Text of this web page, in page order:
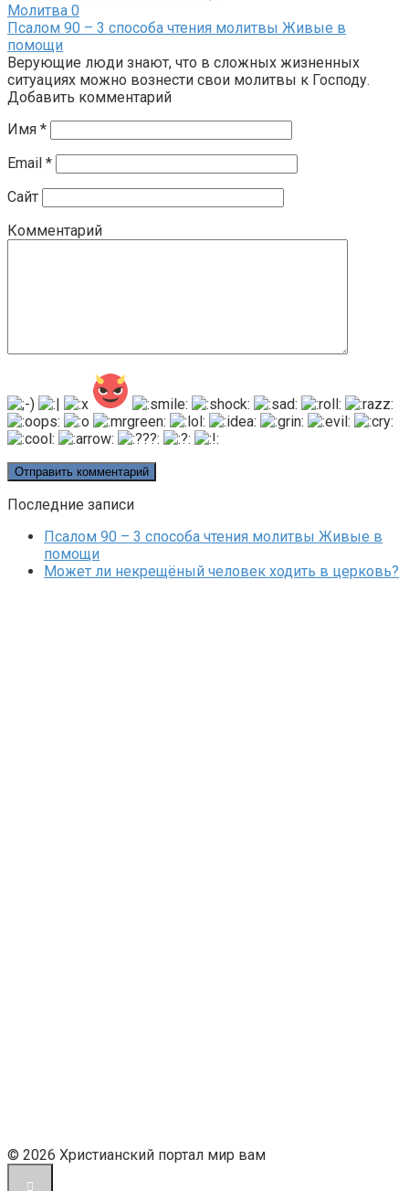
Молитва 0
Псалом 90 – 3 способа чтения молитвы Живые в
помощи
Верующие люди знают, что в сложных жизненных
ситуациях можно вознести свои молитвы к Господу.
Добавить комментарий
Имя *
Email *
Сайт
Комментарий
Последние записи
Псалом 90 – 3 способа чтения молитвы Живые в
помощи
Может ли некрещёный человек ходить в церковь?
© 2026 Христианский портал мир вам